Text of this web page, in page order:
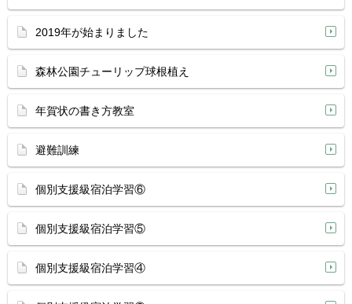
2019年が始まりました
森林公園チューリップ球根植え
年賀状の書き方教室
避難訓練
個別支援級宿泊学習⑥
個別支援級宿泊学習⑤
個別支援級宿泊学習④